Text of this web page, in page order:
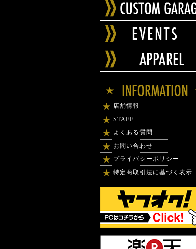
店舗情報
STAFF
よくある質問
お問い合わせ
プライバシーポリシー
特定商取引法に基づく表示